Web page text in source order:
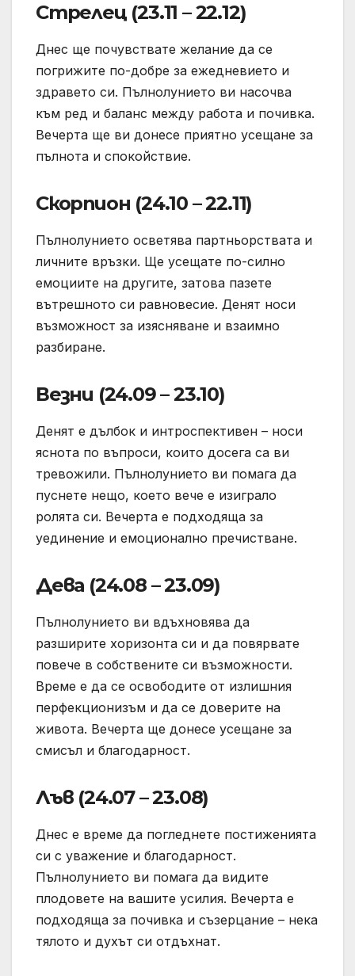
Стрелец (23.11 – 22.12)
Днес ще почувствате желание да се
погрижите по-добре за ежедневието и
здравето си. Пълнолунието ви насочва
към ред и баланс между работа и почивка.
Вечерта ще ви донесе приятно усещане за
пълнота и спокойствие.
Скорпион (24.10 – 22.11)
Пълнолунието осветява партньорствата и
личните връзки. Ще усещате по-силно
емоциите на другите, затова пазете
вътрешното си равновесие. Денят носи
възможност за изясняване и взаимно
разбиране.
Везни (24.09 – 23.10)
Денят е дълбок и интроспективен – носи
яснота по въпроси, които досега са ви
тревожили. Пълнолунието ви помага да
пуснете нещо, което вече е изиграло
ролята си. Вечерта е подходяща за
уединение и емоционално пречистване.
Дева (24.08 – 23.09)
Пълнолунието ви вдъхновява да
разширите хоризонта си и да повярвате
повече в собствените си възможности.
Време е да се освободите от излишния
перфекционизъм и да се доверите на
живота. Вечерта ще донесе усещане за
смисъл и благодарност.
Лъв (24.07 – 23.08)
Днес е време да погледнете постиженията
си с уважение и благодарност.
Пълнолунието ви помага да видите
плодовете на вашите усилия. Вечерта е
подходяща за почивка и съзерцание – нека
тялото и духът си отдъхнат.